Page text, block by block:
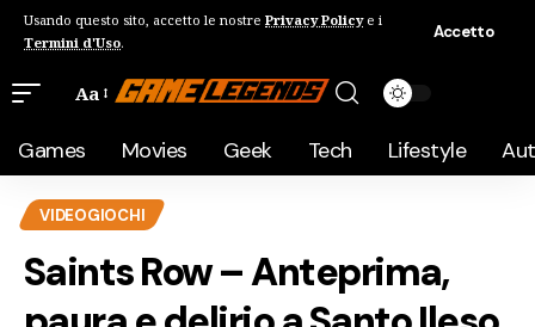
Usando questo sito, accetto le nostre Privacy Policye i
Termini d'Uso.
Accetto
Aa
Games Movies Geek Tech Lifestyle
VIDEOGIOCHI
Saints Row – Anteprima,